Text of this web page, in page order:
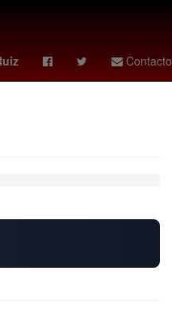
Contacto
Messi